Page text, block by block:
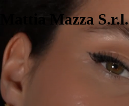
Mattia Mazza S.r.l.